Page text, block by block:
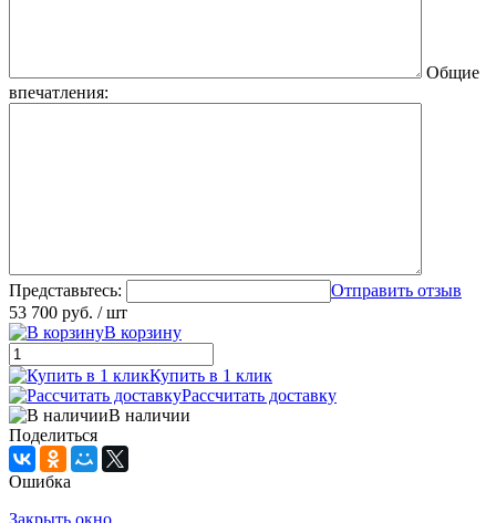
Общие
впечатления:
Представьтесь:
Отправить отзыв
53 700 руб. / шт
В корзину
Купить в 1 клик
Рассчитать доставку
В наличии
Поделиться
Ошибка